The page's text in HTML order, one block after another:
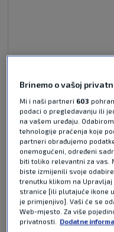
Pošalji
NAJČITANIJE
Brinemo o vašoj
Mi i naši partneri 603
podaci o pregledavanju ili
na vašem uređaju.
tehnologije praćenja koje
partneri obrađujemo
onemogućeni, određeni
biti toliko relevantni za vas.
biste izmijenili svoje
trenutku klikom na
stranice [ili plutajuće ikone
je primjenjivo]. Vaši će se
Web-mjesto. Za više
privatnosti. Dodatne